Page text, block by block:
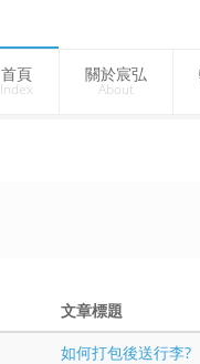
首頁
Index
關於宸弘
About
文章標題
如何打包後送行李?